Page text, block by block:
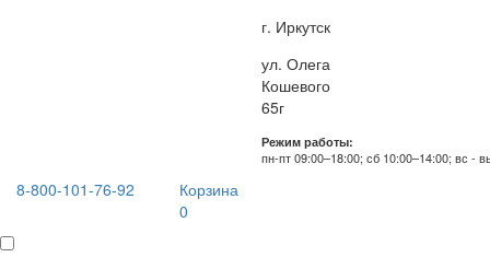
г. Иркутск
ул. Олега
Кошевого
65г
Режим работы:
пн-пт 09:00–18:00; сб 10:00–14:00; вс -
8-800-101-76-92
Корзина
0